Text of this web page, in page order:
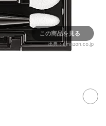
この商品を見る
出典：amazon.co.jp